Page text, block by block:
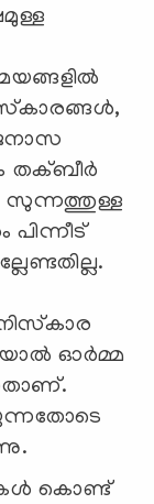
തക്ബീര്‍
പിന്നീട്
ഓര്‍മ്മ
കൊണ്ട്